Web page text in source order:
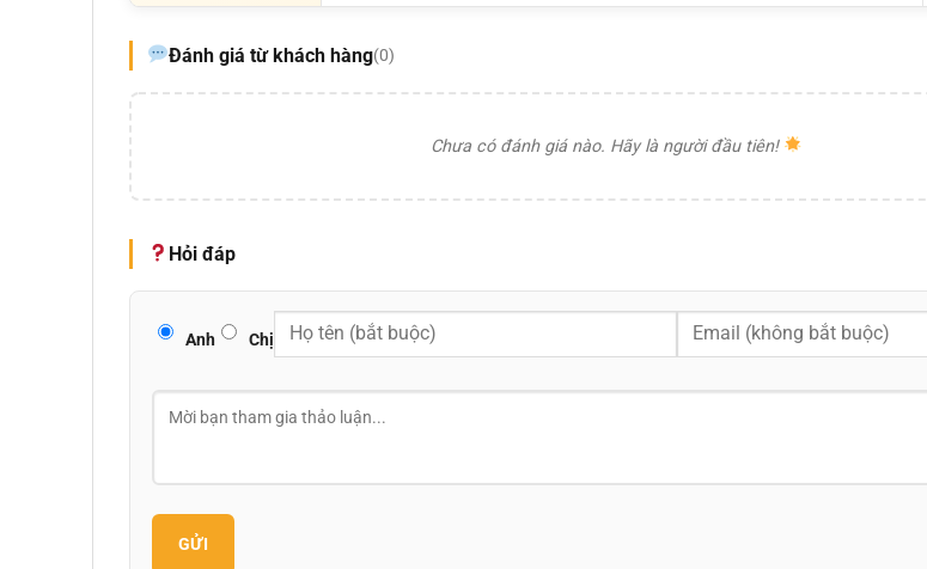
Đánh giá từ khách hàng(0)
Chưa có đánh giá nào. Hãy là người đầu tiên!
Hỏi đáp
Anh Chị
GỬI